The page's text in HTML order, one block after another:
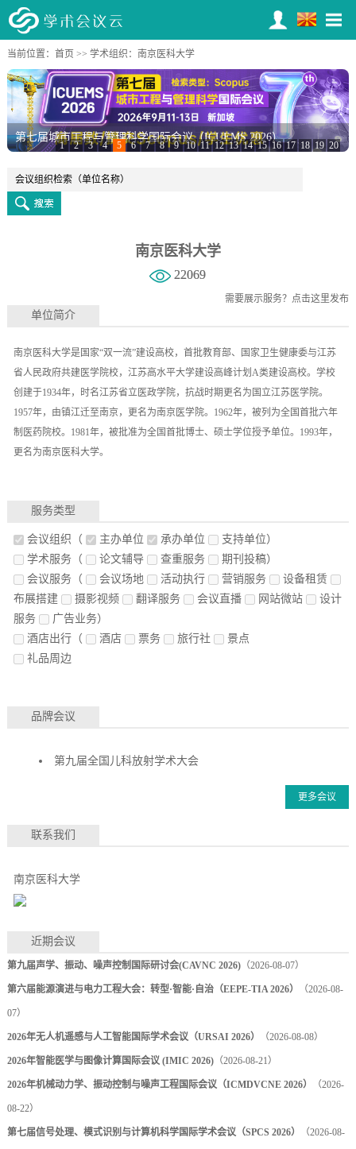
当前位置： 首页 >> 学术组织 ：南京医科大学
第七届城市工程与管理科学国际会议（ICUEMS 2026）
1 2 3 4 5 6 7 8 9 10 11 12 13 14 15 16 17 18 19 20
南京医科大学
22069
需要展示服务？ 点击这里发布
单位简介
南京医科大学是国家“双一流”建设高校，首批教育部、国家卫生健康委与江苏
省人民政府共建医学院校，江苏高水平大学建设高峰计划A类建设高校。学校
创建于1934年，时名江苏省立医政学院，抗战时期更名为国立江苏医学院。
1957年，由镇江迁至南京，更名为南京医学院。1962年，被列为全国首批六年
制医药院校。1981年，被批准为全国首批博士、硕士学位授予单位。1993年，
更名为南京医科大学。
服务类型
会议组织 （ 主办单位 承办单位
支持单位）
学术服务（ 论文辅导 查重服务
期刊投稿）
会议服务（ 会议场地 活动执行 营销服务
设备租赁
布展搭建
摄影视频 翻译服务 会议直播 网站微站
设计
服务
广告业务）
酒店出行（ 酒店 票务 旅行社
景点
礼品周边
品牌会议
第九届全国儿科放射学术大会
更多会议
联系我们
南京医科大学
近期会议
第九届声学、振动、噪声控制国际研讨会(CAVNC 2026)（2026-08-07）
第六届能源演进与电力工程大会：转型·智能·自治（EEPE-TIA 2026） （2026-08-
07）
2026年无人机遥感与人工智能国际学术会议（URSAI 2026） （2026-08-08）
2026年智能医学与图像计算国际会议 (IMIC 2026)（2026-08-21）
2026年机械动力学、振动控制与噪声工程国际会议（ICMDVCNE 2026） （2026-
08-22）
第七届信号处理、模式识别与计算机科学国际学术会议（SPCS 2026） （2026-08-